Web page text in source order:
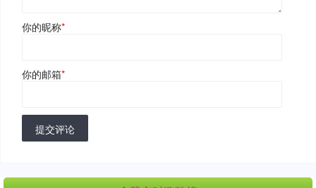
你的昵称*
你的邮箱*
提交评论